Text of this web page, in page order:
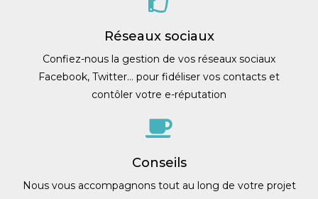
Réseaux sociaux
Confiez-nous la gestion de vos réseaux sociaux
Facebook, Twitter... pour fidéliser vos contacts et
contôler votre e-réputation
Conseils
Nous vous accompagnons tout au long de votre projet